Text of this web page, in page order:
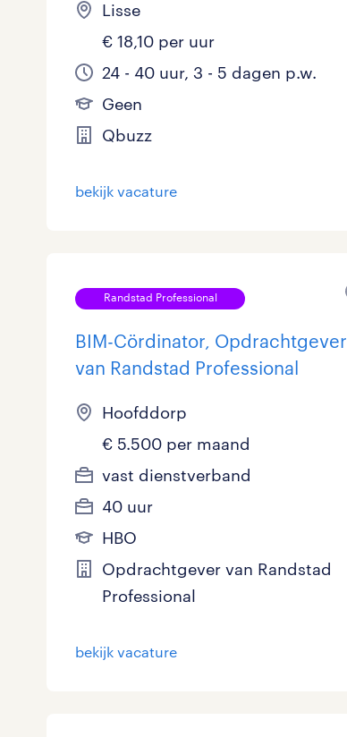
Lisse
€ 18,10 per uur
24 - 40 uur, 3 - 5 dagen p.w.
Geen
Qbuzz
bekijk vacature
Randstad Professional
BIM-Cördinator, Opdrachtgever
van Randstad Professional
Hoofddorp
€ 5.500 per maand
vast dienstverband
40 uur
HBO
Opdrachtgever van Randstad
Professional
bekijk vacature